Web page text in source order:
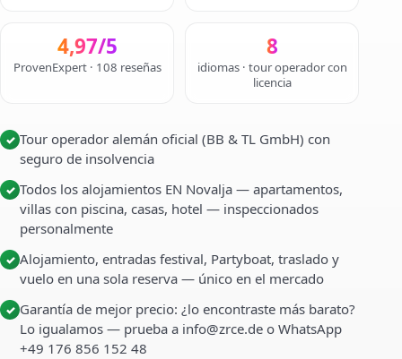
4,97/5
ProvenExpert · 108 reseñas
8
idiomas · tour operador con
licencia
✓ Tour operador alemán oficial (BB & TL GmbH) con
seguro de insolvencia
✓ Todos los alojamientos EN Novalja — apartamentos,
villas con piscina, casas, hotel — inspeccionados
personalmente
✓ Alojamiento, entradas festival, Partyboat, traslado y
vuelo en una sola reserva — único en el mercado
✓ Garantía de mejor precio: ¿lo encontraste más barato?
Lo igualamos — prueba a info@zrce.de o WhatsApp
+49 176 856 152 48